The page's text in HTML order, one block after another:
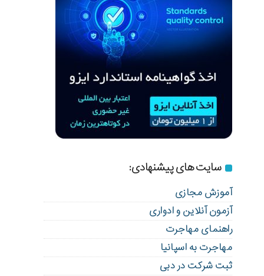
سایت های پیشنهادی:
آموزش مجازی
آزمون آنلاین و ادواری
راهنمای مهاجرت
مهاجرت به اسپانیا
ثبت شرکت در دبی